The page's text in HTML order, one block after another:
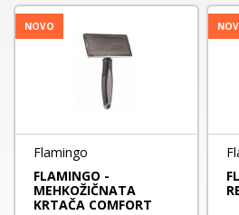
NOVO
Flamingo
FLAMINGO -
MEHKOŽIČNATA
KRTAČA COMFORT